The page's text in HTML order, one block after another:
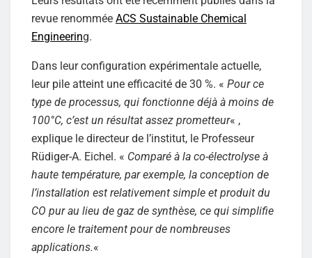
revue renommée ACS Sustainable Chemical
Engineering.
Dans leur configuration expérimentale actuelle,
leur pile atteint une efficacité de 30 %. « Pour ce
type de processus, qui fonctionne déjà à moins de
100°C, c’est un résultat assez prometteur« ,
explique le directeur de l’institut, le Professeur
Rüdiger-A. Eichel. « Comparé à la co-électrolyse à
haute température, par exemple, la conception de
l’installation est relativement simple et produit du
CO pur au lieu de gaz de synthèse, ce qui simplifie
encore le traitement pour de nombreuses
applications.«